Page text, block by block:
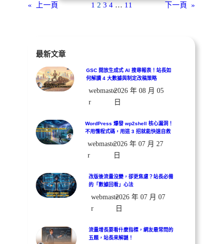
« 上一頁 1 2 3 4 … 11 下一頁 »
最新文章
GSC 開放生成式 AI 搜尋報表！站長如
何解讀 4 大數據與制定改稿策略
webmaste
r
2026 年 08 月 05
日
WordPress 爆發 wp2shell 核心漏洞！
不用懂程式碼，用這 3 招就能快速自救
webmaste
r
2026 年 07 月 27
日
改版後流量沒變，卻更焦慮？站長必備
的「數據回看」心法
webmaste
r
2026 年 07 月 07
日
流量增長要看什麼指標，網友最常問的
五題，站長來解謎！